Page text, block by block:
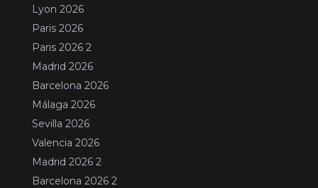
Lyon 2026
Paris 2026
Paris 2026 2
Madrid 2026
Barcelona 2026
Málaga 2026
Sevilla 2026
Valencia 2026
Madrid 2026 2
Barcelona 2026 2